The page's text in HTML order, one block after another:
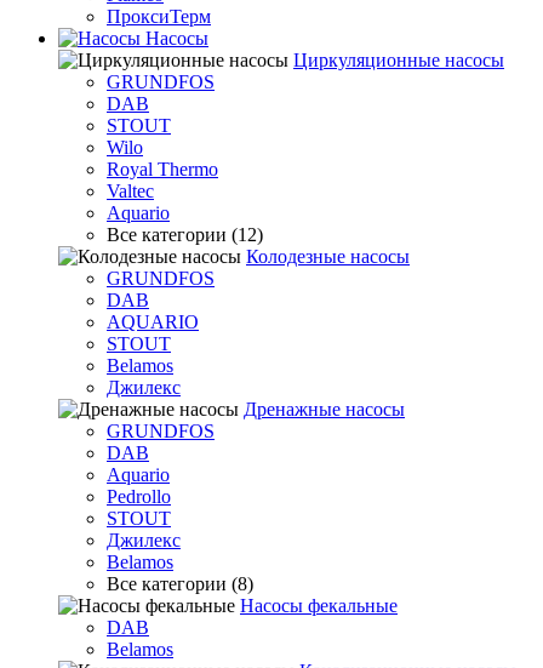
ПроксиТерм
Насосы
Циркуляционные насосы
GRUNDFOS
DAB
STOUT
Wilo
Royal Thermo
Valtec
Aquario
Все категории (12)
Колодезные насосы
GRUNDFOS
DAB
AQUARIO
STOUT
Belamos
Джилекс
Дренажные насосы
GRUNDFOS
DAB
Aquario
Pedrollo
STOUT
Джилекс
Belamos
Все категории (8)
Насосы фекальные
DAB
Belamos